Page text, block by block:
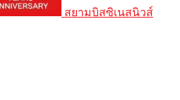
สยามบิสซิเนสนิวส์